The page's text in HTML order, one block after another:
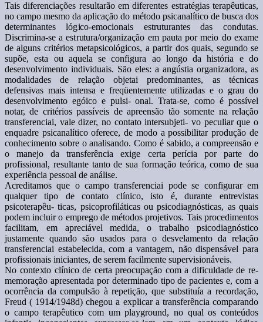
Tais diferenciações resultarão em diferentes estratégias terapêuticas,
no campo mesmo da aplicação do método psicanalítico de busca dos
determinantes lógico-emocionais estruturantes das condutas.
Discrimina-se a estrutura/organização em pauta por meio do exame
de alguns critérios metapsicológicos, a partir dos quais, segundo se
supõe, esta ou aquela se configura ao longo da história e do
desenvolvimento individuais. São eles: a angústia organizadora, as
modalidades de relação objetai predominantes, as técnicas
defensivas mais intensa e freqüentemente utilizadas e o grau do
desenvolvimento egóico e pulsi- onal. Trata-se, como é possível
notar, de critérios passíveis de apreensão tão somente na relação
transferenciai, vale dizer, no contato intersubjeti- vo peculiar que o
enquadre psicanalítico oferece, de modo a possibilitar produção de
conhecimento sobre o analisando. Como é sabido, a compreensão e
o manejo da transferência exige certa perícia por parte do
profissional, resultante tanto de sua formação teórica, como de sua
experiência pessoal de análise.
Acreditamos que o campo transferenciai pode se configurar em
qualquer tipo de contato clínico, isto é, durante entrevistas
psicoterapêu- ticas, psicoprofiláticas ou psicodiagnósticas, as quais
podem incluir o emprego de métodos projetivos. Tais procedimentos
facilitam, em apreciável medida, o trabalho psicodiagnóstico
justamente quando são usados para o desvelamento da relação
transferenciai estabelecida, com a vantagem, não dispensável para
profissionais iniciantes, de serem facilmente supervisionáveis.
No contexto clínico de certa preocupação com a dificuldade de re-
memoração apresentada por determinado tipo de pacientes e, com a
ocorrência da compulsão à repetição, que substituía a recordação,
Freud ( 1914/1948d) chegou a explicar a transferência comparando
o campo terapêutico com um playground, no qual os conteúdos